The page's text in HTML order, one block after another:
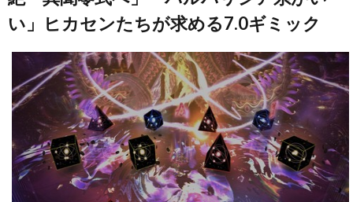
い」ヒカセンたちが求める7.0ギミック